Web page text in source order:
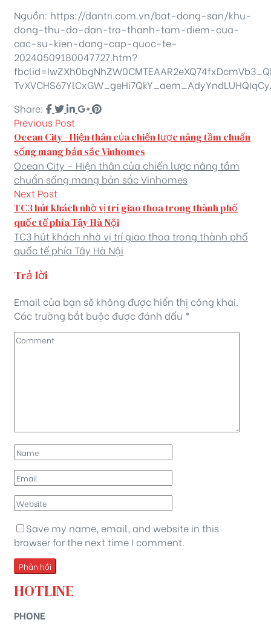
Nguồn: https://dantri.com.vn/bat-dong-san/khu-
dong-thu-do-dan-tro-thanh-tam-diem-cua-
cac-su-kien-dang-cap-quoc-te-
20240509180047727.htm?
Share:
Previous Post
Ocean City - Hiện thân của chiến lược nâng tầm chuẩn
sống mang bản sắc Vinhomes
Ocean City - Hiện thân của chiến lược nâng tầm
chuẩn sống mang bản sắc Vinhomes
Next Post
TC3 hút khách nhờ vị trí giao thoa trong thành phố
quốc tế phía Tây Hà Nội
TC3 hút khách nhờ vị trí giao thoa trong thành phố
quốc tế phía Tây Hà Nội
Trả lời
Email của bạn sẽ không được hiển thị công khai.
Các trường bắt buộc được đánh dấu *
Save my name, email, and website in this
browser for the next time I comment.
HOTLINE
PHONE